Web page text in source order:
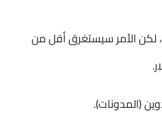
يمكنك طلب الدفع عبر PayPal ، لكن الأمر سيستغرق أقل من